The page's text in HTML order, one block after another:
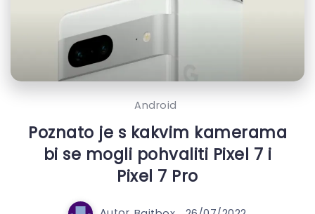
Android
Poznato je s kakvim kamerama
bi se mogli pohvaliti Pixel 7 i
Pixel 7 Pro